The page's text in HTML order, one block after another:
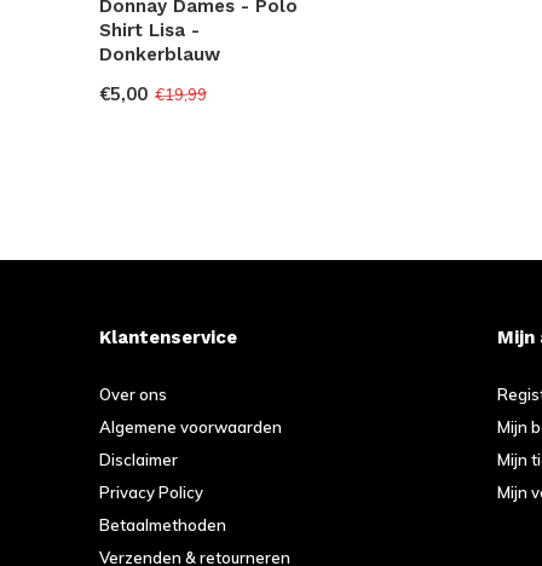
Donnay Dames - Polo
Shirt Lisa -
Donkerblauw
€5,00 €19,99
Klantenservice
Over ons
Algemene voorwaarden
Disclaimer
Privacy Policy
Betaalmethoden
Verzenden & retourneren
Mijn
Mijn
Mijn
Mijn